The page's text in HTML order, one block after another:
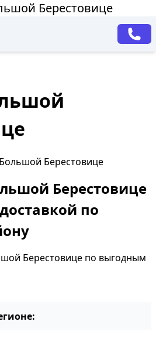
Берестовице
Берестовице
Берестовице
по
Берестовице по выгодным